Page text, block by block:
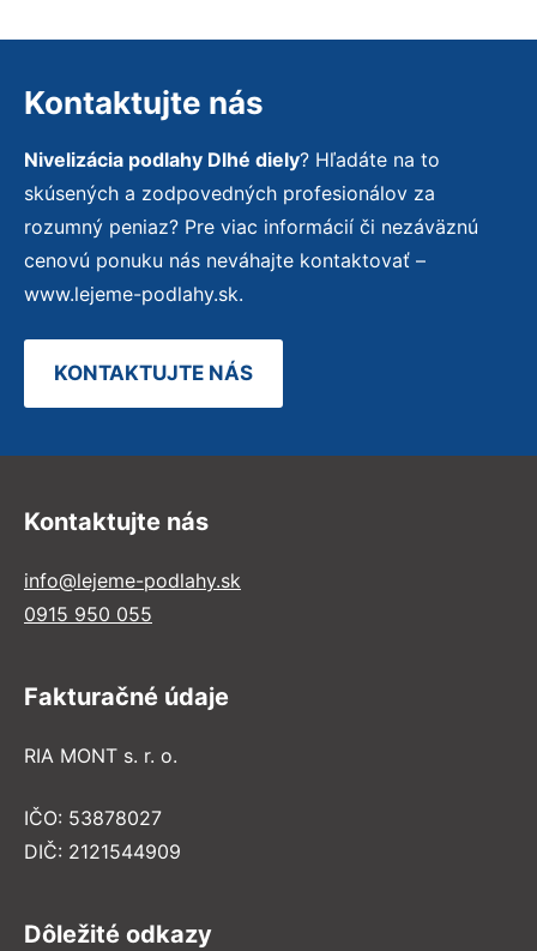
Kontaktujte nás
Nivelizácia podlahy Dlhé diely? Hľadáte na to
skúsených a zodpovedných profesionálov za
rozumný peniaz? Pre viac informácií či nezáväznú
cenovú ponuku nás neváhajte kontaktovať –
www.lejeme-podlahy.sk.
KONTAKTUJTE NÁS
Kontaktujte nás
info@lejeme-podlahy.sk
0915 950 055
Fakturačné údaje
RIA MONT s. r. o.
IČO: 53878027
DIČ: 2121544909
Dôležité odkazy